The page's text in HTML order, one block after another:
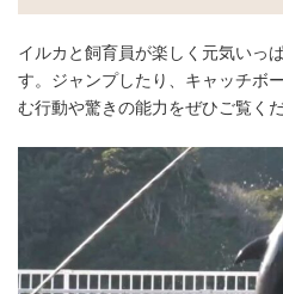
イルカと飼育員が楽しく元気いっ
す。ジャンプしたり、キャッチボ
む行動や驚きの能力をぜひご覧くだ